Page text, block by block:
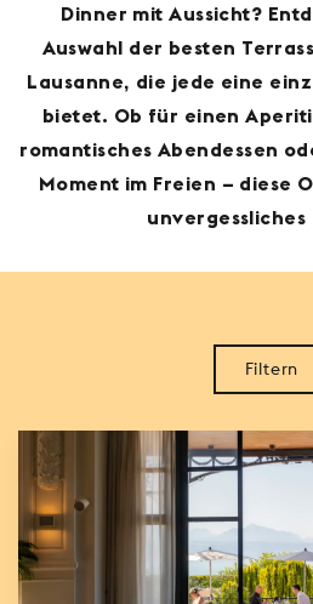
Dinner mit Aussicht?
Auswahl der besten
Lausanne, die jede eine
bietet. Ob für einen
romantisches Abendessen
Moment im Freien – diese
unvergessliches
Filtern